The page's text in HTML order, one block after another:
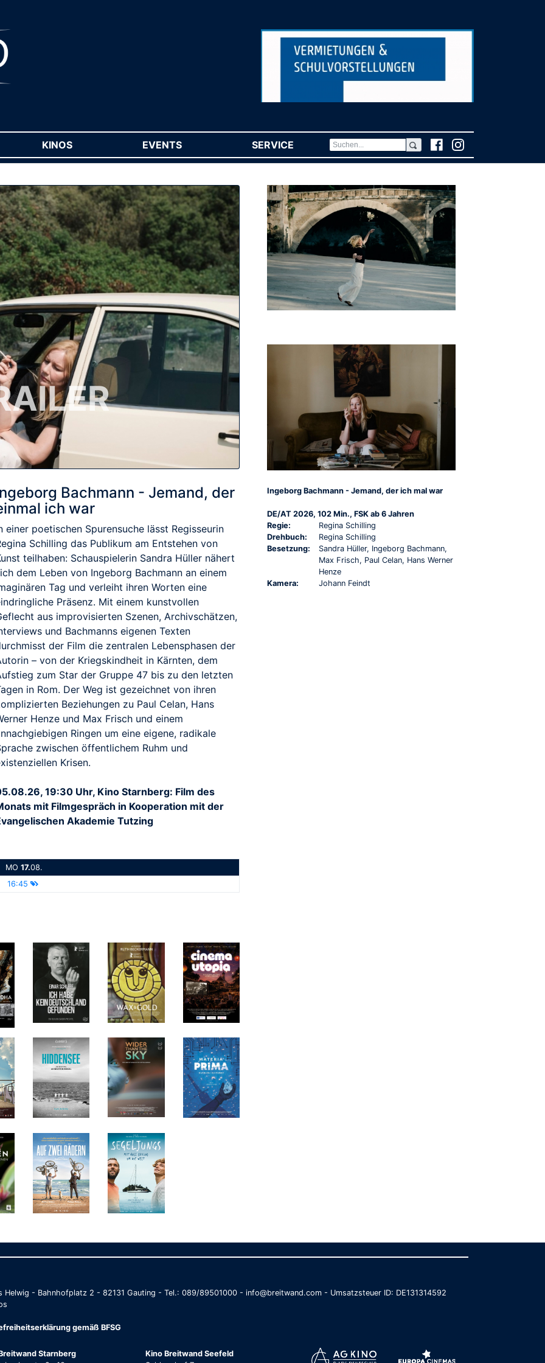
KINOS EVENTS SERVICE (CURRENT)
Bachmann - Jemand, der
ich war
einer poetischen Spurensuche lässt Regisseurin
Schilling das Publikum am Entstehen von
teilhaben: Schauspielerin Sandra Hüller nähert
dem Leben von Ingeborg Bachmann an einem
Tag und verleiht ihren Worten eine
Präsenz. Mit einem kunstvollen
aus improvisierten Szenen, Archivschätzen,
und Bachmanns eigenen Texten
der Film die zentralen Lebensphasen der
– von der Kriegskindheit in Kärnten, dem
zum Star der Gruppe 47 bis zu den letzten
in Rom. Der Weg ist gezeichnet von ihren
Beziehungen zu Paul Celan, Hans
Henze und Max Frisch und einem
Ringen um eine eigene, radikale
zwischen öffentlichem Ruhm und
Krisen.
19:30 Uhr, Kino Starnberg: Film des
mit Filmgespräch in Kooperation mit der
Akademie Tutzing
MO 17.08.
16:45
Ingeborg Bachmann - Jemand, der ich mal war
DE/AT 2026, 102 Min., FSK ab 6 Jahren
Regie:
Regina Schilling
Drehbuch:
Regina Schilling
Besetzung:
Sandra Hüller, Ingeborg Bachmann,
Max Frisch, Paul Celan, Hans Werner
Henze
Kamera:
Johann Feindt
- Bahnhofplatz 2 - 82131 Gauting - Tel.: 089/89501000 - info@breitwand.com - Umsatzsteuer ID: DE131314592
gemäß BFSG
Starnberg
Kino Breitwand Seefeld